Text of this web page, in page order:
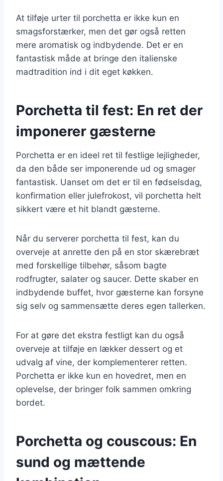
At tilføje urter til porchetta er ikke kun en
smagsforstærker, men det gør også retten
mere aromatisk og indbydende. Det er en
fantastisk måde at bringe den italienske
madtradition ind i dit eget køkken.
Porchetta til fest: En ret der
imponerer gæsterne
Porchetta er en ideel ret til festlige lejligheder,
da den både ser imponerende ud og smager
fantastisk. Uanset om det er til en fødselsdag,
konfirmation eller julefrokost, vil porchetta helt
sikkert være et hit blandt gæsterne.
Når du serverer porchetta til fest, kan du
overveje at anrette den på en stor skærebræt
med forskellige tilbehør, såsom bagte
rodfrugter, salater og saucer. Dette skaber en
indbydende buffet, hvor gæsterne kan forsyne
sig selv og sammensætte deres egen tallerken.
For at gøre det ekstra festligt kan du også
overveje at tilføje en lækker dessert og et
udvalg af vine, der komplementerer retten.
Porchetta er ikke kun en hovedret, men en
oplevelse, der bringer folk sammen omkring
bordet.
Porchetta og couscous: En
sund og mættende